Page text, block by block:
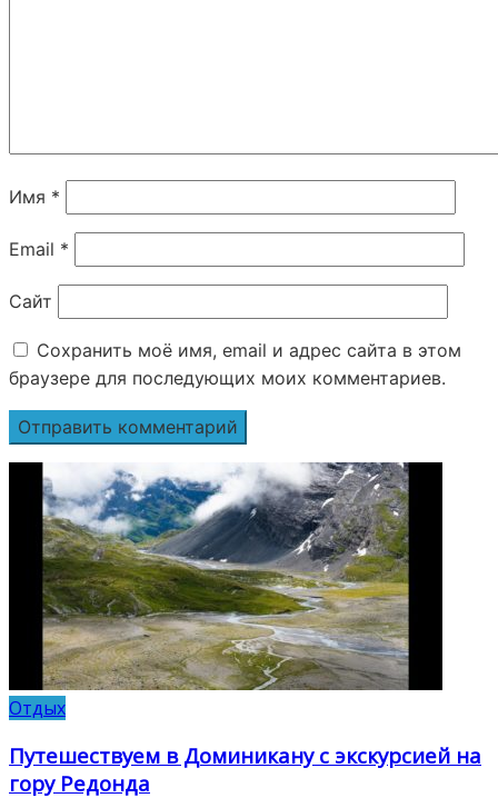
Имя *
Email *
Сайт
Сохранить моё имя, email и адрес сайта в этом
браузере для последующих моих комментариев.
Отдых
Путешествуем в Доминикану с экскурсией на
гору Редонда